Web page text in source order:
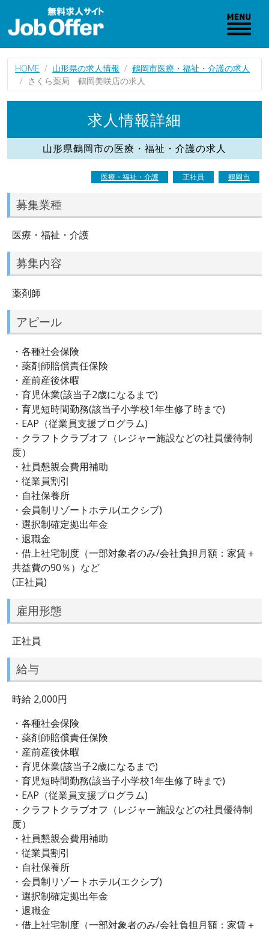
HOME 山形県の求人情報
鶴岡市医療・福祉・介護の求人
さくら薬局 鶴岡美咲店の求人
求人情報詳細
山形県鶴岡市の医療・福祉・介護の求人
医療・福祉・介護 正社員 鶴岡市
募集業種
医療・福祉・介護
募集内容
薬剤師
アピール
・各種社会保険
・薬剤師賠償責任保険
・産前産後休暇
・育児休業(該当子2歳になるまで)
・育児短時間勤務(該当子小学校1年生修了時まで)
・EAP（従業員支援プログラム)
・クラフトクラブオフ（レジャー施設などの社員優待制
度）
・社員懇親会費用補助
・従業員割引
・自社保養所
・会員制リゾートホテル(エクシブ)
・選択制確定拠出年金
・退職金
・借上社宅制度（一部対象者のみ/会社負担月額：家賃＋
共益費の90％）など
(正社員)
雇用形態
正社員
給与
時給 2,000円
・各種社会保険
・薬剤師賠償責任保険
・産前産後休暇
・育児休業(該当子2歳になるまで)
・育児短時間勤務(該当子小学校1年生修了時まで)
・EAP（従業員支援プログラム)
・クラフトクラブオフ（レジャー施設などの社員優待制
度）
・社員懇親会費用補助
・従業員割引
・自社保養所
・会員制リゾートホテル(エクシブ)
・選択制確定拠出年金
・退職金
・借上社宅制度（一部対象者のみ/会社負担月額：家賃＋